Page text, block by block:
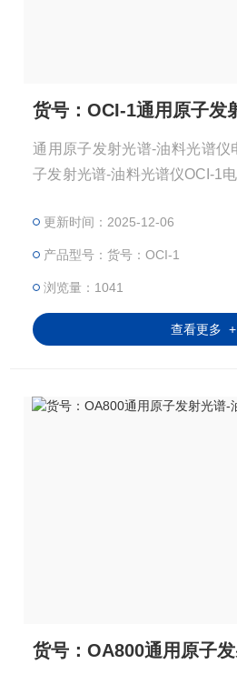
通用原子发射光谱-油料光谱仪电极
子发射光谱-油料光谱仪OCI-1电极棒 通用原
通用原子发射光谱-油料光谱仪
KSP Pkg/100 电极棒一盒100
更新时间：2025-12-06
产品型号：货号：OCI-1
浏览量：1041
查看更多 +